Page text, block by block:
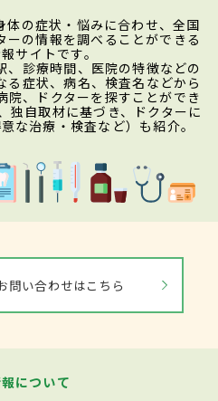
体の症状・悩みに合わせ、全国
ーの情報を調べることができる
サイトです。
、診療時間、医院の特徴などの
症状、病名、検査名などから
院、ドクターを探すことができ
独自取材に基づき、ドクターに
な治療・検査など）も紹介。
問い合わせはこちら
について